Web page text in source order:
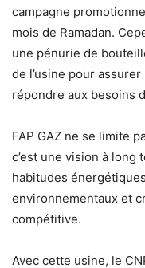
campagne
mois de Ramadan.
une pénurie de
de l’usine pour
répondre aux besoins
FAP GAZ ne se limite
c’est une vision à
habitudes
environnementaux et
compétitive.
Avec cette usine, le